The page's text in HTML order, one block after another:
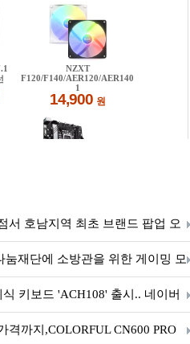
서 호남지역 최초 브랜드 팝업 오
눔재단에 소방관을 위한 게이밍 모
키보드 'ACH108' 출시.. 네이버
격까지,COLORFUL CN600 PRO